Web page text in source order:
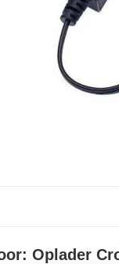
Oplader